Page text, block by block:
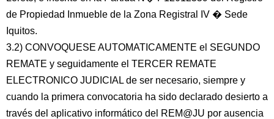
de Propiedad Inmueble de la Zona Registral IV � Sede
Iquitos.
3.2) CONVOQUESE AUTOMATICAMENTE el SEGUNDO
REMATE y seguidamente el TERCER REMATE
ELECTRONICO JUDICIAL de ser necesario, siempre y
cuando la primera convocatoria ha sido declarado desierto a
través del aplicativo informático del REM@JU por ausencia